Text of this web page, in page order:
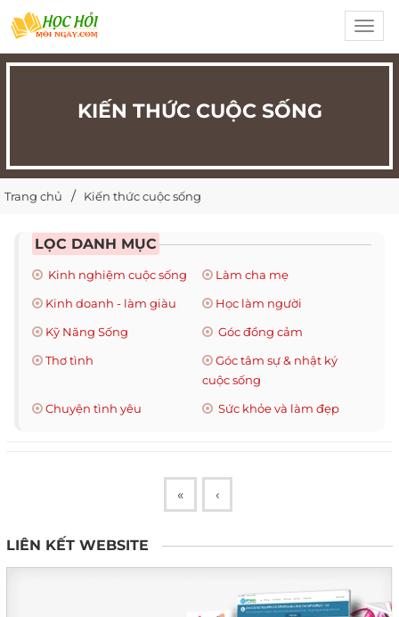
KIẾN THỨC CUỘC SỐNG
Trang chủ Kiến thức cuộc sống
LỌC DANH MỤC
Kinh nghiệm cuộc sống
Làm cha mẹ
Kinh doanh - làm giàu
Học làm người
Kỹ Năng Sống
Góc đồng cảm
Thơ tình
Góc tâm sự & nhật ký
cuộc sống
Chuyện tình yêu
Sức khỏe và làm đẹp
« ‹
LIÊN KẾT WEBSITE